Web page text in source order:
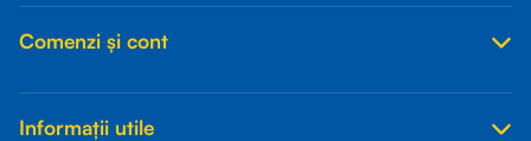
Comenzi și cont
Informații utile